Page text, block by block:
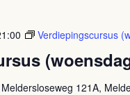
Verdiepingscursus
Meldersloseweg 121A,